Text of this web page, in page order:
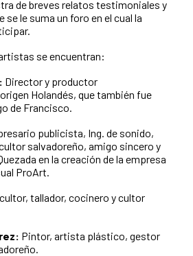
de breves relatos testimoniales y
se le suma un foro en el cual la
se encuentran:
Director y productor
Holandés, que también fue
de Francisco.
publicista, Ing. de sonido,
salvadoreño, amigo sincero y
en la creación de la empresa
ProArt.
tallador, cocinero y cultor
Pintor, artista plástico, gestor